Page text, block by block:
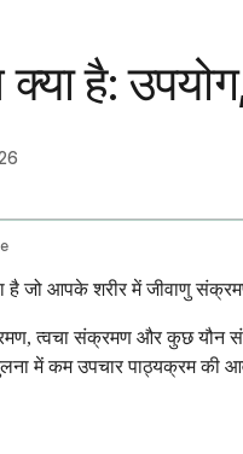
क्या है:
है जो आपके शरीर में जीवाणु
त्वचा संक्रमण और कुछ यौन
में कम उपचार पाठ्यक्रम की